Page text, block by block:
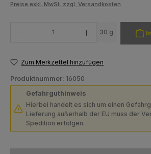
Preise exkl. MwSt. zzgl. Versandkosten
30 g
Zum Merkzettel hinzufügen
Produktnummer: 16050
Gefahrguthinweis
Hierbei handelt es sich um einen
Lieferung außerhalb der EU muss der
Spedition erfolgen.